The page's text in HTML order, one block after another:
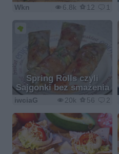
6.8k 12 1
Wkn
Spring Rolls czyli
Sajgonki bez smażenia
20k 56 2
iwciaG